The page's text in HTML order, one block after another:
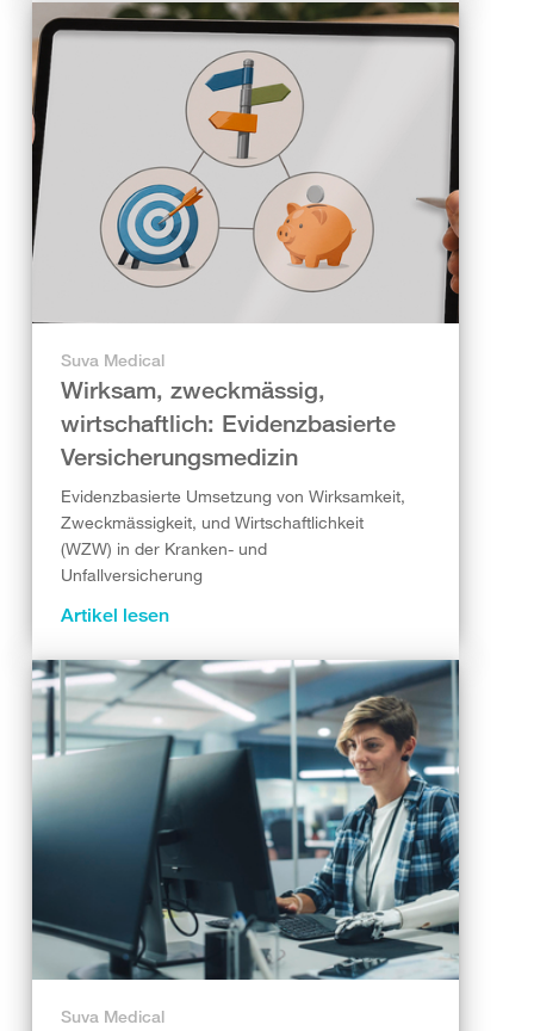
Suva Medical
Wirksam, zweckmässig,
wirtschaftlich: Evidenzbasierte
Versicherungsmedizin
Evidenzbasierte Umsetzung von Wirksamkeit,
Zweckmässigkeit, und Wirtschaftlichkeit
(WZW) in der Kranken- und
Unfallversicherung
Artikel lesen
Suva Medical